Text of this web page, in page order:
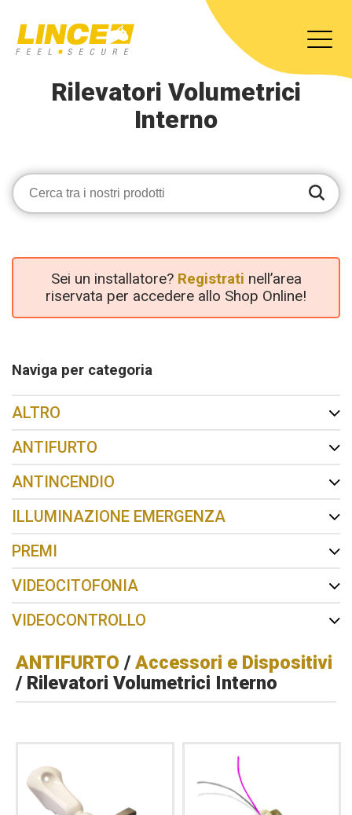
Rilevatori Volumetrici
Interno
Sei un installatore? Registrati nell’area
riservata per accedere allo Shop Online!
Naviga per categoria
ALTRO
ANTIFURTO
ANTINCENDIO
ILLUMINAZIONE EMERGENZA
PREMI
VIDEOCITOFONIA
VIDEOCONTROLLO
ANTIFURTO /Accessori e Dispositivi
/ Rilevatori Volumetrici Interno